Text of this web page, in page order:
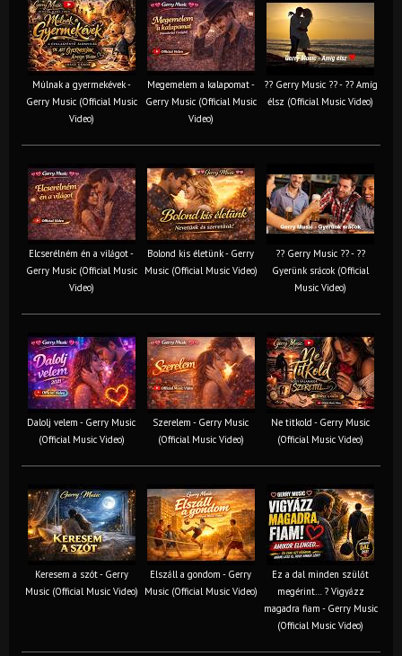
Múlnak a gyermekévek -
Gerry Music (Official Music
Video)
Megemelem a kalapomat -
Gerry Music (Official Music
Video)
?? Gerry Music ?? - ?? Amíg
élsz (Official Music Video)
Elcserélném én a világot -
Gerry Music (Official Music
Video)
Bolond kis életünk - Gerry
Music (Official Music Video)
?? Gerry Music ?? - ??
Gyerünk srácok (Official
Music Video)
Dalolj velem - Gerry Music
(Official Music Video)
Szerelem - Gerry Music
(Official Music Video)
Ne titkold - Gerry Music
(Official Music Video)
Keresem a szót - Gerry
Music (Official Music Video)
Elszáll a gondom - Gerry
Music (Official Music Video)
Ez a dal minden szülőt
megérint… ? Vigyázz
magadra fiam - Gerry Music
(Official Music Video)